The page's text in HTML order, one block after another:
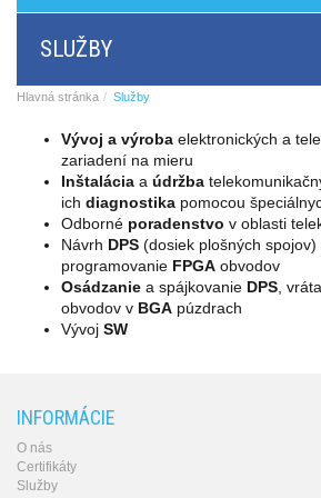
BRI/VOIP
Brány
GSM/VOIP
ANALOG/VOIP
GSM
produkty
Astfin/Asterisk
VoIP
doska
Hlasové
smerovače,
dátové
smerovače
Multiplexery,
systémy,
prevodníky
SLUŽBY
Hlavná stránka Služby
Vývoj a výroba elektronických a
zariadení na mieru
Inštalácia a údržba
ich diagnostika pomocou
Odborné poradenstvo v oblasti
Návrh DPS (dosiek plošných spojov)
programovanie FPGA obvodov
Osádzanie a spájkovanie DPS ,
obvodov v BGA púzdrach
Vývoj SW
INFORMÁCIE
O nás
Certifikáty
Služby